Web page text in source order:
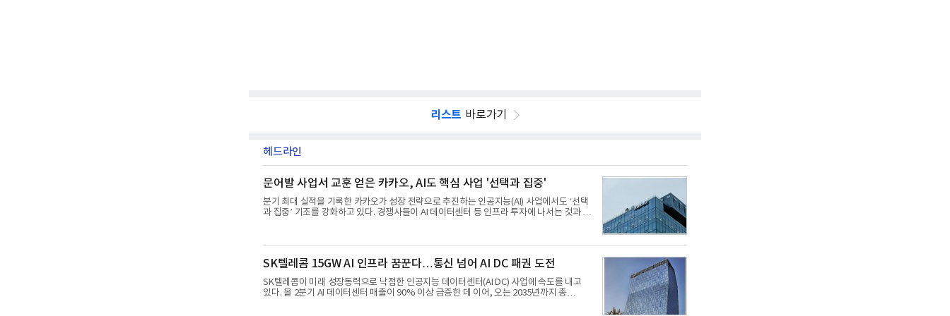
리스트 바로가기
헤드라인
문어발 사업서 교훈 얻은 카카오, AI도 핵심 사업 '선택과 집중'
분기 최대 실적을 기록한 카카오가 성장 전략으로 추진하는 인공지능(AI) 사업에서도 ‘선택
과 집중’ 기조를 강화하고 있다. 경쟁사들이 AI 데이터센터 등 인프라 투자에 나서는 것과 달
집중하겠다는 취지로 풀이된다.7일 업계에 따르면 카카오는 올해 2분기 연결 기준 매출 2조
985억원, 영업이익 2770억원을 기록했다. 전년 동기 대비 매출과 영업이익은 각각 9%,
36% 증가해 모두 분기 기준 역대 최대치다. 상반기 기준 매출은 4조405억원, 영업이익은
4884억
SK텔레콤 15GW AI 인프라 꿈꾼다…통신 넘어 AI DC 패권 도전
SK텔레콤이 미래 성장동력으로 낙점한 인공지능 데이터센터(AI DC) 사업에 속도를 내고
있다. 올 2분기 AI 데이터센터 매출이 90% 이상 급증한 데 이어, 오는 2035년까지 총